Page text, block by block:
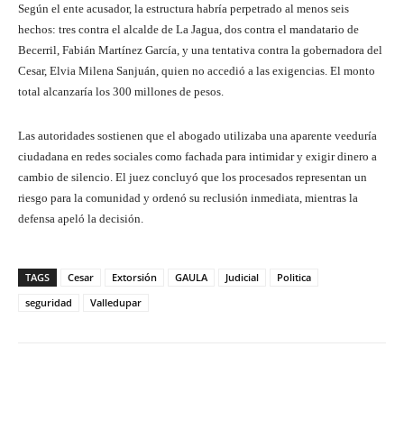
Según el ente acusador, la estructura habría perpetrado al menos seis
hechos: tres contra el alcalde de La Jagua, dos contra el mandatario de
Becerril, Fabián Martínez García, y una tentativa contra la gobernadora del
Cesar, Elvia Milena Sanjuán, quien no accedió a las exigencias. El monto
total alcanzaría los 300 millones de pesos.
Las autoridades sostienen que el abogado utilizaba una aparente veeduría
ciudadana en redes sociales como fachada para intimidar y exigir dinero a
cambio de silencio. El juez concluyó que los procesados representan un
riesgo para la comunidad y ordenó su reclusión inmediata, mientras la
defensa apeló la decisión.
TAGS Cesar Extorsión GAULA Judicial
Politica
seguridad
Valledupar